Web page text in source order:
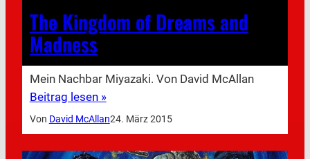
The Kingdom of Dreams and
Madness
Mein Nachbar Miyazaki. Von David McAllan
Beitrag lesen »
Von David McAllan24. März 2015